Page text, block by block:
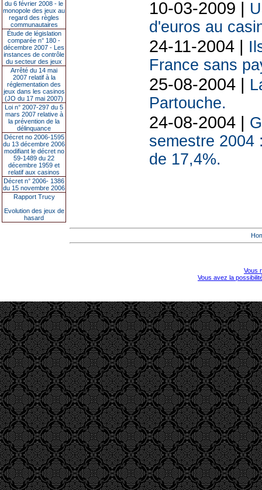
du 6 février 2008 - le
monopole des jeux au
regard des règles
communautaires
Étude de législation
comparée n° 180 -
décembre 2007 - Les
instances de contrôle
du secteur des jeux
Arrêté du 14 mai
2007 relatif à la
réglementation des
jeux dans les casinos
(JO du 17 mai 2007)
Loi n° 2007-297 du 5
mars 2007 relative à
la prévention de la
délinquance
Décret no 2006-1595
du 13 décembre 2006
modifiant le décret no
59-1489 du 22
décembre 1959 et
relatif aux casinos
Décret n° 2006- 1386
du 15 novembre 2006
Rapport Trucy
Evolution des jeux de
hasard
10-03-2009 |
d'euros au
24-11-2004 |
France sans
25-08-2004 |
Partouche.
24-08-2004 |
semestre 2004
de 17,4%.
Vous
Vous avez la